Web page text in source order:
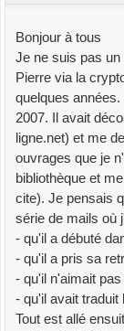
Bonjour à tous
Je ne suis pas
Pierre via la
quelques
2007. Il avait
ligne.net) et me
ouvrages que je
bibliothèque et
cite). Je pensais
série de mails où
- qu'il a débuté
- qu'il a pris sa
- qu'il n'aimait
- qu'il avait traduit
Tout est allé